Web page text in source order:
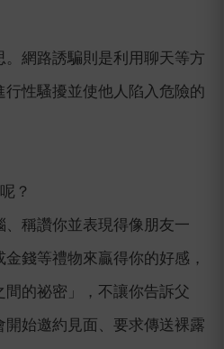
網路誘騙則是利用聊天等方
性騷擾並使他人陷入危險的
？
、稱讚你並表現得像朋友一
錢等禮物來贏得你的好感，
的祕密」，不讓你告訴父
始邀約見面、要求傳送裸露